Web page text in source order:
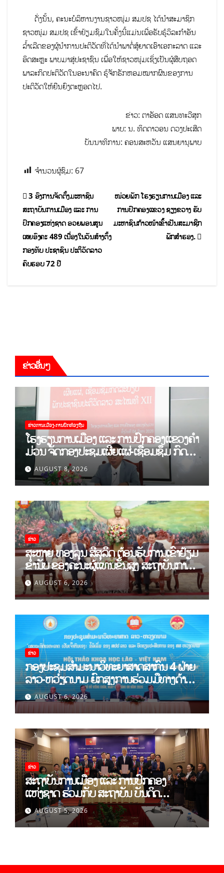
ດັ່ງນັ້ນ, ຄະນະບໍລິຫານງານຊາວໜຸ່ມ ສມປຊ ໄດ້ນໍາສະມາຊິກ
ຊາວໜຸ່ມ ສມປຊ ເຂົ້າຢ້ຽມຊົມໃນຄັ້ງນີ້ແມ່ນເພື່ອຮັບຮູ້ວິລະກໍາອັນ
ລໍ້າເລີດຂອງຜູ້ນໍາການປະຕິວັດທີ່ໄດ້ນໍາພາຕໍ່ສູ້ຍາດເອົາເອກະລາດ ແລະ
ອິດສະຫຼະ ພາບມາສູ່ປະຊາຊົນ ເພື່ອໃຫ້ຊາວໜຸ່ມເຊິ່ງເປັນຜູ້ສືບຖອດ
ພາລະກິດປະຕິວັດໃນອະນາຄົດ ຮູ້ຈັກຮັກຫອມໝາກຜົນຂອງການ
ປະຕິວັດໃຫ້ຍືນຍົງຕະຫຼອດໄປ.
ຂ່າວ: ຕາອັອດ ແສນທະວີສຸກ
ພາບ: ນ. ທິດດາວອນ ດວງປະເສີດ
ບັນນາທິການ: ຄອນສະຫວັນ ແສນຍານຸພາບ
ຈຳນວນຜູ້ຊົມ: 67
ໜ່ວຍພັກ ໂຮງຮຽນການເມືອງ ແລະ
ການປົກຄອງແຂວງ ຊຽງຂວາງ ຮັບ
ມະຫາຊົນກ້າວໜ້າເຂົ້້າເປັນສະມາຊິກ
ພັກສຳຮອງ.
3 ອົງການຈັດຕັ້ງມະຫາຊົນ
ສະຖາບັນການເມືອງ ແລະ ການ
ປົກຄອງແຫ່ງຊາດ ອວຍພອນສູນ
ເສຍອົງຄະ 489 ເນື່ອງໃນວັນສ້າງຕັ້ງ
ກອງທັບ ປະຊາຊົນ ປະຕິວັດລາວ
ຄົບຮອບ 72 ປີ
ຂ່າວອື່ນໆ
ຂ່າວການເມືອງ-ການປົກທ້ອງຖີນ
ໂຮງຮຽນການເມືອງ ແລະ ການປົກຄອງແຂວງຄຳ
ມ່ວນ ຈັດກອງປະຊຸມເຜີຍແຜ່-ເຊື່ອມຊຶມ ກົດ
ລະບຽບ ຂອງພັກປະຊາຊົນປະຕິວັດລາວ ສະໄໝ
ທີ XII.
AUGUST 8, 2026
ຂ່າວ
ສະຫາຍ ທອງລຸນ ສີສຸລິດ ຕ້ອນຮັບການເຂົ້າຢ້ຽມ
ຂຳ່ນັບ ຂອງຄະນະຜູ້ແທນຂັ້ນສູງ ສະຖາບັນການ
ເມືອງແຫ່ງຊາດ ໂຮ່ຈີມິນ ແລະ ສະຖາບັນບັນດິດ
ວິທະຍາສາດສັງຄົມຫວຽດນາມ
AUGUST 6, 2026
ຂ່າວ
ກອງປະຊຸມສໍາມະນາວິທະຍາສາດສາກົນ 4 ຝ່າຍ
ລາວ-ຫວຽດນາມ ຍົກສູງການຮ່ວມມືທາງດ້ານ
ທິດສະດີ ແລະ ພຶດຕິກໍາ ລາວ-ຫວຽດນາມ ແນໃສ່
ສ້າງເສດຖະກິດເອກະລາດເປັນເຈົ້າຕົນເອງຢ່າງ
ເຂັ້ມແຂງ
AUGUST 6, 2026
ຂ່າວ
ສະຖາບັນການເມືອງ ແລະ ການປົກຄອງ
ແຫ່ງຊາດ ຮ່ວມກັບ ສະຖາບັນ ບັນດິດ
ວິທະຍາສາດສັງຄົມ ຫວຽດນາມ ເຊັນບົດບັນທຶກ
ການຮ່ວມມືທາງດ້ານວິທະຍາສາດ (2026-
2030)
AUGUST 5, 2026